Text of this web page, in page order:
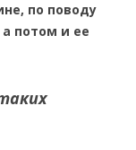
по поводу
потом и ее